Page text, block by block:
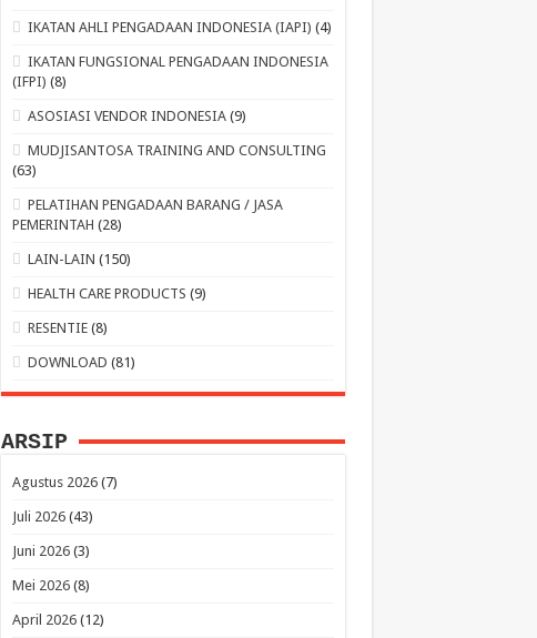
IKATAN AHLI PENGADAAN INDONESIA (IAPI) (4)
IKATAN FUNGSIONAL PENGADAAN INDONESIA
(IFPI) (8)
ASOSIASI VENDOR INDONESIA (9)
MUDJISANTOSA TRAINING AND CONSULTING
(63)
PELATIHAN PENGADAAN BARANG / JASA
PEMERINTAH (28)
LAIN-LAIN (150)
HEALTH CARE PRODUCTS (9)
RESENTIE (8)
DOWNLOAD (81)
ARSIP
Agustus 2026(7)
Juli 2026(43)
Juni 2026(3)
Mei 2026(8)
April 2026(12)